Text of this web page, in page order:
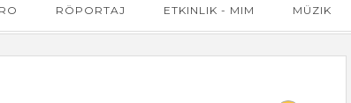
RÖPORTAJ ETKINLIK - MIM MÜZIK